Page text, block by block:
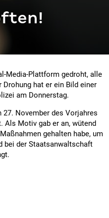
Media-Plattform gedroht, alle
hat er ein Bild einer
am Donnerstag.
27. November des Vorjahres
Als Motiv gab er an, wütend
gehalten habe, um
bei der Staatsanwaltschaft